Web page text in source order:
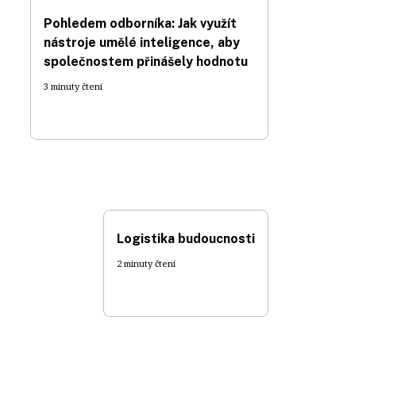
Pohledem odborníka: Jak využít
nástroje umělé inteligence, aby
společnostem přinášely hodnotu
3 minuty čtení
Logistika budoucnosti
2 minuty čtení